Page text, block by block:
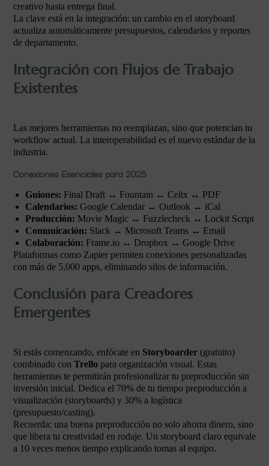
creativo hasta entrega final.
La clave está en la integración: un cambio en el storyboard
actualiza automáticamente presupuestos, calendarios y reportes
de departamento.
Integración con Flujos de Trabajo
Existentes
Las mejores herramientas no reemplazan, sino que potencian tu
workflow actual. La interoperabilidad es el nuevo estándar de la
industria.
Conexiones Esenciales para 2025
Guiones: Final Draft ↔ Fountain ↔ Celtx ↔ PDF
Calendarios: Google Calendar ↔ Outlook ↔ iCal
Producción: Movie Magic ↔ Fuzzlecheck ↔ Lockit Script
Comunicación: Slack ↔ Microsoft Teams ↔ Email
Colaboración: Frame.io ↔ Dropbox ↔ Google Drive
Plataformas como Zapier permiten conexiones personalizadas
con más de 5,000 apps, eliminando silos de información.
Conclusión para Creadores
Emergentes
Si estás comenzando, enfócate en Storyboarder (gratuito)
combinado con Trello para organización visual. Estas
herramientas te permitirán profesionalizar tu preproducción sin
inversión inicial. Dedica el 70% de tu tiempo preproducción a
visualización (storyboards) y 30% a logística
(presupuesto/casting).
Recuerda: una buena preproducción no solo ahorra dinero, sino
que libera tu creatividad en rodaje. Un storyboard claro equivale
a 10 veces menos tiempo explicando tomas al equipo.